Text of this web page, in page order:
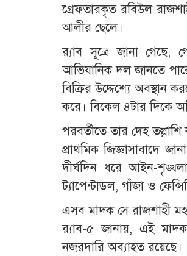
​গ্রেফতারকৃত রবিউল
আলীর ছেলে।
​র‍্যাব সূত্রে জানা গেছে,
আভিযানিক দল জানতে
বিক্রির উদ্দেশ্যে অবস্থান
করে। বিকেল ৪টার দিকে
পরবর্তীতে তার দেহ
​প্রাথমিক জিজ্ঞাসাবাদে
দীর্ঘদিন ধরে আইন-
ট্যাপেন্টাডল, গাঁজা ও
এসব মাদক সে রাজশাহী
​র‍্যাব-৫ জানায়, এই
নজরদারি অব্যাহত রয়েছে।